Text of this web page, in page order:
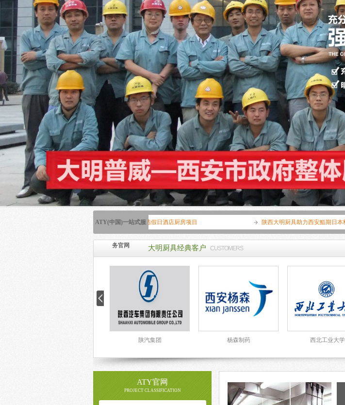
ATY(中国)一站式服
务官网
明厨具助力西安高新智选假日酒店厨房项目 陕西大明厨具助力西安鮨期日本料理餐厅
大明厨具经典客户 CUSTOMERS
陕汽集团 杨森制药 西北工业大学
ATY官网
PROJECT CLASSIFICATION